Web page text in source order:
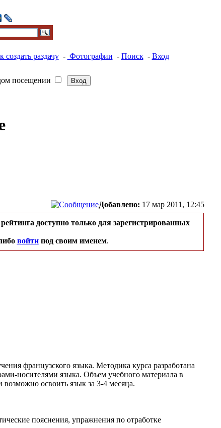
создать раздачу- Фотографии - Поиск- Вход
посещении
Добавлено: 17 мар 2011, 12:45
доступно только для зарегистрированных
войтипод своим именем.
французского языка. Методика курса разработана
носителями языка. Объем учебного материала в
освоить язык за 3-4 месяца.
пояснения, упражнения по отработке